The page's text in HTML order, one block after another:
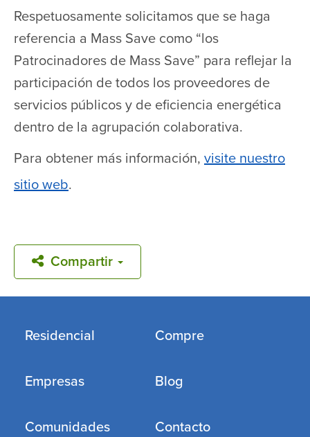
Respetuosamente solicitamos que se haga
referencia a Mass Save como “los
Patrocinadores de Mass Save” para reflejar la
participación de todos los proveedores de
servicios públicos y de eficiencia energética
dentro de la agrupación colaborativa.
Para obtener más información, visite nuestro
sitio web.
Compartir
Residencial
Empresas
Comunidades
Compre
Blog
Contacto